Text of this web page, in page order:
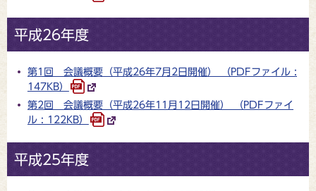
平成26年度
第1回 会議概要（平成26年7月2日開催） （PDFファイル :
147KB）
第2回 会議概要（平成26年11月12日開催） （PDFファイ
ル : 122KB）
平成25年度